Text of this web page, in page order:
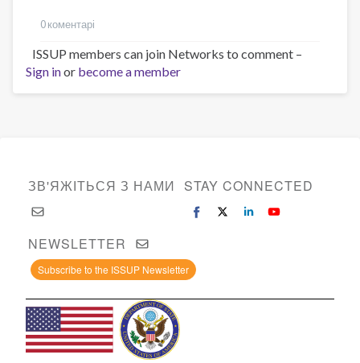
0 коментарі
ISSUP members can join Networks to comment –
Sign inor become a member
ЗВ'ЯЖІТЬСЯ З НАМИ STAY CONNECTED
NEWSLETTER
Subscribe to the ISSUP Newsletter